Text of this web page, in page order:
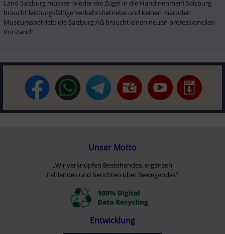
Land Salzburg müssen wieder die Zügel in die Hand nehmen! Salzburg
braucht leistungsfähige Verkehrsbetriebe und keinen maroden
Museumsbetrieb; die Salzburg AG braucht einen neuen professionellen
Vorstand!
Unser Motto
„Wir verknüpfen Bestehendes, ergänzen
Fehlendes und berichten über Bewegendes”
Entwicklung